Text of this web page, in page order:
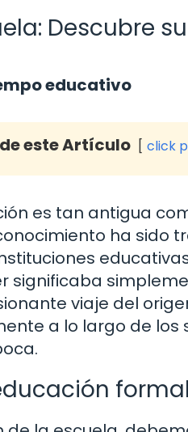
Descubre
educativo
este Artículo click
es tan antigua
ha sido
viaje del
a lo largo de los
formal